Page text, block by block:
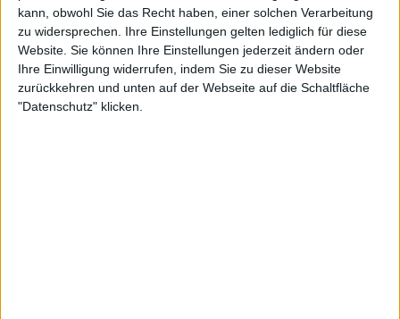
kann, obwohl Sie das Recht haben, einer solchen Verarbeitung
zu widersprechen. Ihre Einstellungen gelten lediglich für diese
Website. Sie können Ihre Einstellungen jederzeit ändern oder
Ihre Einwilligung widerrufen, indem Sie zu dieser Website
zurückkehren und unten auf der Webseite auf die Schaltfläche
"Datenschutz" klicken.